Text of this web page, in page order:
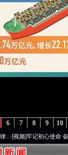
10
9
8
7
6
记初心使命 奋进复兴征程